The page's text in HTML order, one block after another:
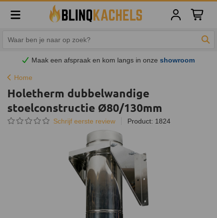
Maak een afspraak en kom langs in onzeshowroom
Home
Holetherm dubbelwandige
stoelconstructie Ø80/130mm
Schrijf eerste review Product: 1824